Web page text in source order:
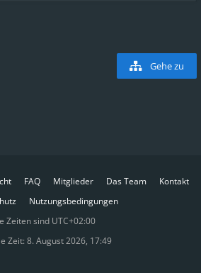
Gehe zu
FAQ Mitglieder Das Team
Kontakt
Nutzungsbedingungen
Zeiten sind UTC+02:00
Zeit: 8. August 2026, 17:49